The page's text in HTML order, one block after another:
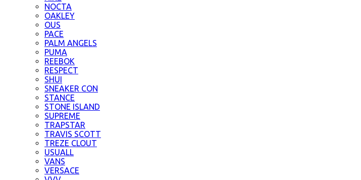
NOCTA
OAKLEY
OUS
PACE
PALM ANGELS
PUMA
REEBOK
RESPECT
SHUI
SNEAKER CON
STANCE
STONE ISLAND
SUPREME
TRAPSTAR
TRAVIS SCOTT
TREZE CLOUT
USUALL
VANS
VERSACE